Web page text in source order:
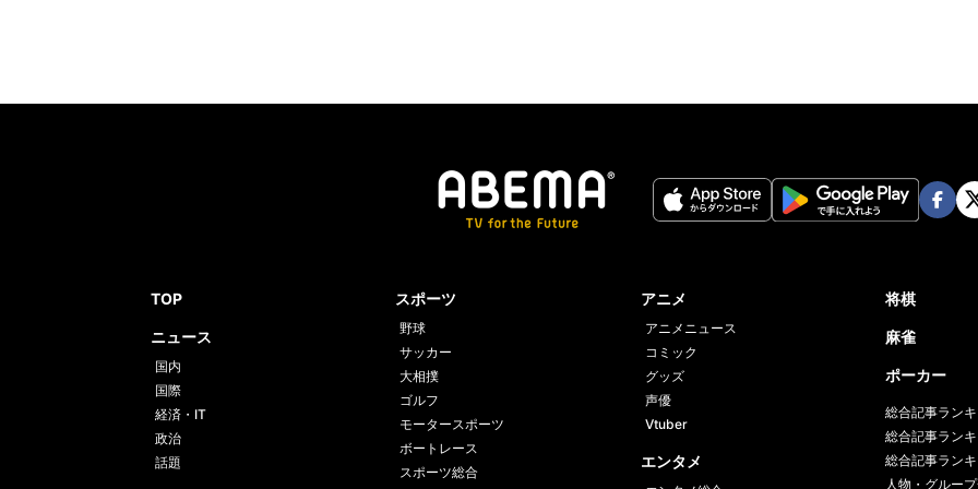
TOP
ニュース
国内
国際
経済・IT
政治
話題
スポーツ
野球
サッカー
大相撲
ゴルフ
モータースポーツ
ボートレース
スポーツ総合
アニメ
アニメニュース
コミック
グッズ
声優
Vtuber
エンタメ
将棋
麻雀
ポーカー
総合記事ラン
総合記事ラン
総合記事ラン
人物・グルー